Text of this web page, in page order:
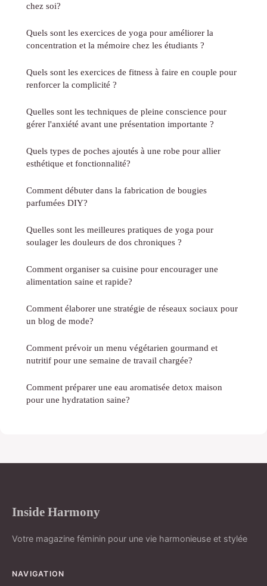
chez soi?
Quels sont les exercices de yoga pour améliorer la
concentration et la mémoire chez les étudiants ?
Quels sont les exercices de fitness à faire en couple pour
renforcer la complicité ?
Quelles sont les techniques de pleine conscience pour
gérer l'anxiété avant une présentation importante ?
Quels types de poches ajoutés à une robe pour allier
esthétique et fonctionnalité?
Comment débuter dans la fabrication de bougies
parfumées DIY?
Quelles sont les meilleures pratiques de yoga pour
soulager les douleurs de dos chroniques ?
Comment organiser sa cuisine pour encourager une
alimentation saine et rapide?
Comment élaborer une stratégie de réseaux sociaux pour
un blog de mode?
Comment prévoir un menu végétarien gourmand et
nutritif pour une semaine de travail chargée?
Comment préparer une eau aromatisée detox maison
pour une hydratation saine?
Inside Harmony
Votre magazine féminin pour une vie harmonieuse et stylée
NAVIGATION